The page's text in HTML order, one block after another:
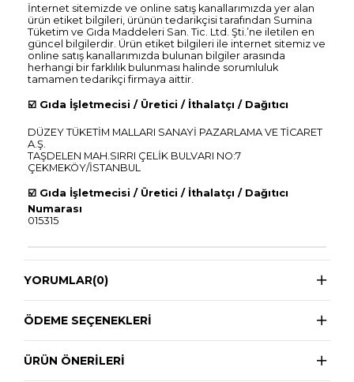
İnternet sitemizde ve online satış kanallarımızda yer alan
ürün etiket bilgileri, ürünün tedarikçisi tarafından Sumina
Tüketim ve Gıda Maddeleri San. Tic. Ltd. Şti.’ne iletilen en
güncel bilgilerdir. Ürün etiket bilgileri ile internet sitemiz ve
online satış kanallarımızda bulunan bilgiler arasında
herhangi bir farklılık bulunması halinde sorumluluk
tamamen tedarikçi firmaya aittir.
☑️ Gıda İşletmecisi / Üretici / İthalatçı / Dağıtıcı
DÜZEY TÜKETİM MALLARI SANAYİ PAZARLAMA VE TİCARET
A.Ş.
TAŞDELEN MAH.SIRRI ÇELİK BULVARI NO:7
ÇEKMEKÖY/İSTANBUL
☑️ Gıda İşletmecisi / Üretici / İthalatçı / Dağıtıcı
Numarası
015315
YORUMLAR(0)
ÖDEME SEÇENEKLERI
ÜRÜN ÖNERILERI